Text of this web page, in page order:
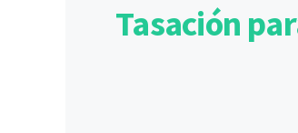
Tasación